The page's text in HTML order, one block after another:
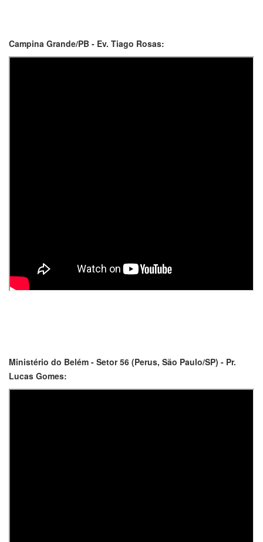
Campina Grande/PB - Ev. Tiago Rosas:
Ministério do Belém - Setor 56 (Perus, São Paulo/SP) - Pr.
Lucas Gomes: